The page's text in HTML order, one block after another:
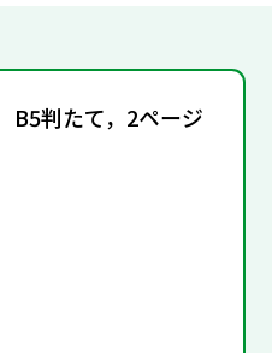
B5判たて，2ページ